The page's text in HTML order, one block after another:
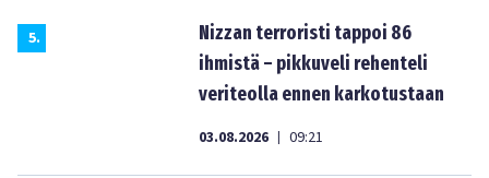
5.
Nizzan terroristi tappoi 86
ihmistä – pikkuveli rehenteli
veriteolla ennen karkotustaan
03.08.2026 | 09:21